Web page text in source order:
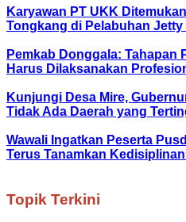
Karyawan PT UKK
Tongkang di Pelabuhan Jetty
Pemkab Donggala: Tahapan
Harus Dilaksanakan
Kunjungi Desa Mire,
Tidak Ada Daerah yang
Wawali Ingatkan Peserta
Terus Tanamkan
Topik Terkini